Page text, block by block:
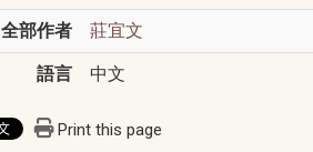
全部作者 莊宜文
語言 中文
Print this page